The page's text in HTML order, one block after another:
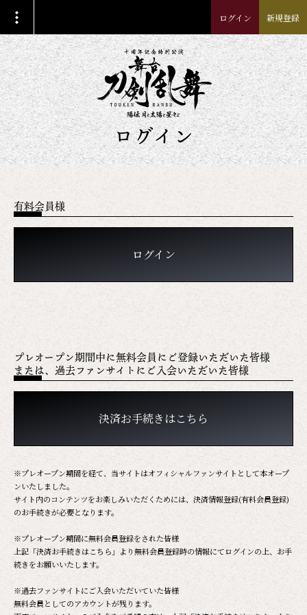
ログイン 新規登録
ログイン
有料会員様
ログイン
プレオープン期間中に無料会員にご登録いただいた皆様
または、過去ファンサイトにご入会いただいた皆様
決済お手続きはこちら
※プレオープン期間を経て、当サイトはオフィシャルファンサイトとして本オープ
ンいたしました。
サイト内のコンテンツをお楽しみいただくためには、決済情報登録(有料会員登録)
のお手続きが必要となります。
※プレオープン期間に無料会員登録をされた皆様
上記「決済お手続きはこちら」より無料会員登録時の情報にてログインの上、お手
続きをお願いいたします。
※過去ファンサイトにご入会いただいていた皆様
無料会員としてのアカウントが残ります。